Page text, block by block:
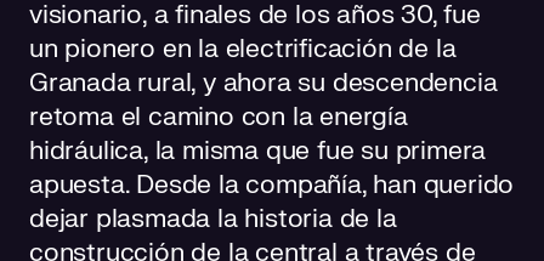
visionario, a finales de los años 30, fue
un pionero en la electrificación de la
Granada rural, y ahora su descendencia
retoma el camino con la energía
hidráulica, la misma que fue su primera
apuesta. Desde la compañía, han querido
dejar plasmada la historia de la
construcción de la central a través de